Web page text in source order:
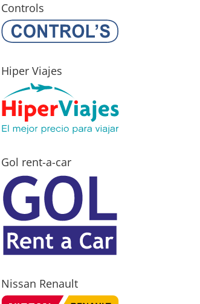
Controls
Hiper Viajes
Gol rent-a-car
Nissan Renault